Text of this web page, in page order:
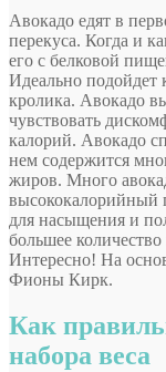
Авокадо едят в
перекуса. Когда и
его с белковой
Идеально
кролика. Авокадо
чувствовать
калорий. Авокадо
нем содержится
жиров. Много
высококалорийный
для насыщения и
большее
Интересно! На
Фионы Кирк.
Как
набора веса